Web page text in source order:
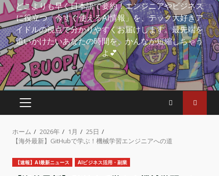
どこよりも早く日本語で要約！エンジニアやビジネス
に役立つ「今すぐ使えるAI情報」を、テック大好きア
イドルの視点で分かりやすくお届けします。最先端を
追いかけたいあなたの時間を、かんなが短縮しちゃう
よ💕
ホーム 2026年 1月
25日
【海外最新】GitHubで学ぶ！機械学習エンジニアへの道
【速報】AI最新ニュース AIビジネス活用・副業